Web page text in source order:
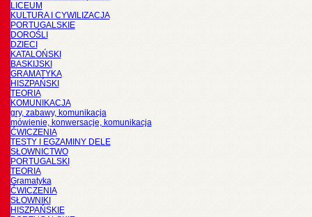
LICEUM
KULTURA I CYWILIZACJA
PORTUGALSKIE
DOROŚLI
DZIECI
KATALOŃSKI
BASKIJSKI
GRAMATYKA
HISZPAŃSKI
TEORIA
KOMUNIKACJA
gry, zabawy, komunikacja
mówienie, konwersacje, komunikacja
ĆWICZENIA
TESTY I EGZAMINY DELE
SŁOWNICTWO
PORTUGALSKI
TEORIA
Gramatyka
ĆWICZENIA
SŁOWNIKI
HISZPAŃSKIE